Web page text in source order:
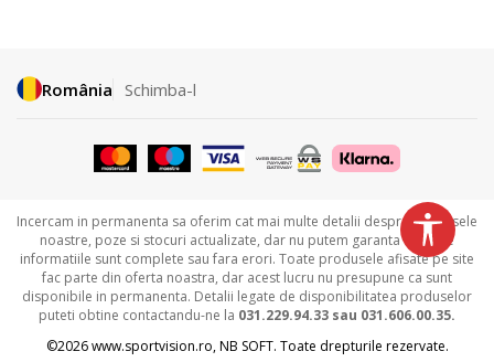
România Schimba-l
Incercam in permanenta sa oferim cat mai multe detalii despre produsele
noastre, poze si stocuri actualizate, dar nu putem garanta ca toate
informatiile sunt complete sau fara erori. Toate produsele afisate pe site
fac parte din oferta noastra, dar acest lucru nu presupune ca sunt
disponibile in permanenta. Detalii legate de disponibilitatea produselor
puteti obtine contactandu-ne la 031.229.94.33 sau 031.606.00.35.
©2026www.sportvision.ro,NB SOFT. Toate drepturile rezervate.